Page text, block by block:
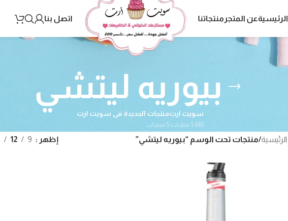
الرئيسيةعن المتجر منتجاتنا اتصل بنا
بيوريه ليتشي
سويت ارت
1٬690 منتجات
منتجات الجديدة فى سويت ارت
5 منتجات
الرئيسية/منتجات تحت الوسم “بيوريه ليتشي” إظهر 9
12